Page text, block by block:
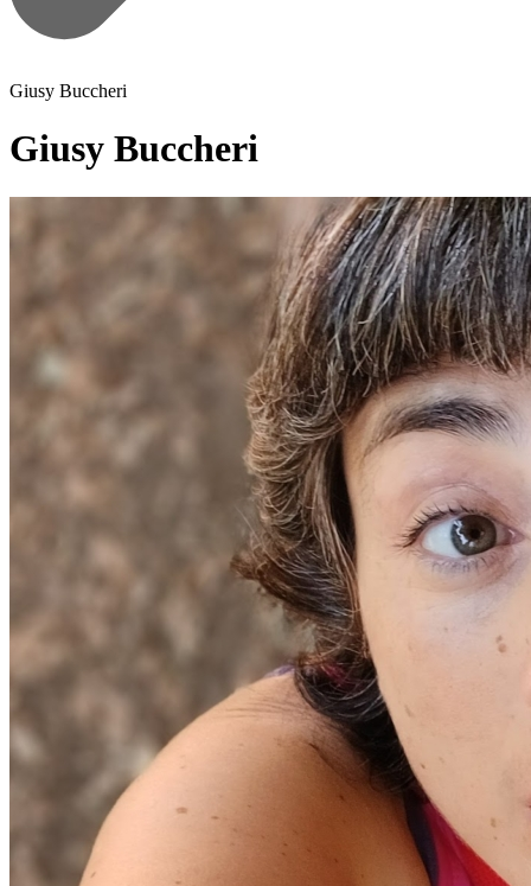
Giusy Buccheri
Giusy Buccheri